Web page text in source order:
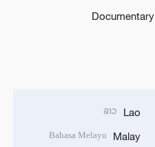
Documentary
Lao
ລາວ
Malay
Bahasa Melayu